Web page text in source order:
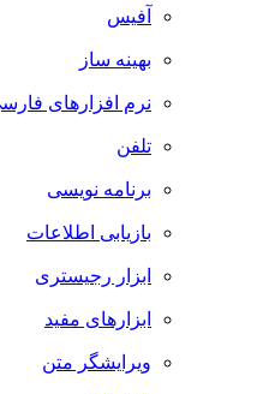
آفیس
بهینه ساز
نرم افزارهای
تلفن
برنامه نویسی
بازیابی اطلاعات
ابزار رجیستری
ابزارهای مفید
ویرایشگر متن